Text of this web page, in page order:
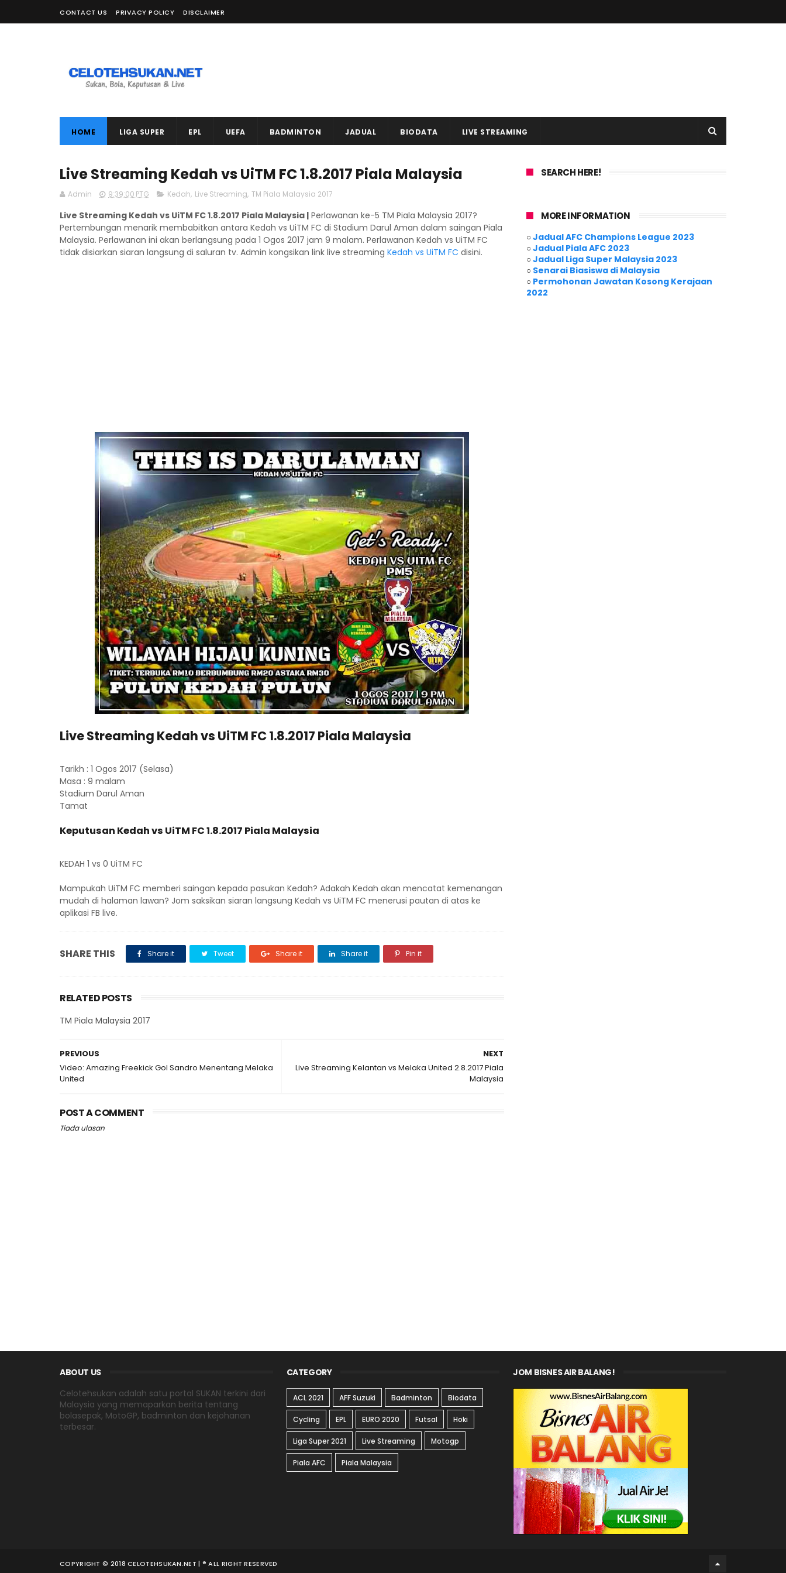
CONTACT US PRIVACY POLICY DISCLAIMER
HOME LIGA SUPER EPL UEFA BADMINTON JADUAL BIODATA LIVE STREAMING
Live Streaming Kedah vs UiTM FC 1.8.2017 Piala Malaysia
Admin 9:39:00 PTG Kedah, Live Streaming, TM Piala Malaysia 2017
Live Streaming Kedah vs UiTM FC 1.8.2017 Piala Malaysia | Perlawanan ke-5 TM Piala Malaysia 2017?
Pertembungan menarik membabitkan antara Kedah vs UiTM FC di Stadium Darul Aman dalam saingan Piala
Malaysia. Perlawanan ini akan berlangsung pada 1 Ogos 2017 jam 9 malam. Perlawanan Kedah vs UiTM FC
tidak disiarkan siaran langsung di saluran tv. Admin kongsikan link live streaming Kedah vs UiTM FC disini.
Live Streaming Kedah vs UiTM FC 1.8.2017 Piala Malaysia
Tarikh : 1 Ogos 2017 (Selasa)
Masa : 9 malam
Stadium Darul Aman
Tamat
Keputusan Kedah vs UiTM FC 1.8.2017 Piala Malaysia
KEDAH 1 vs 0 UiTM FC
Mampukah UiTM FC memberi saingan kepada pasukan Kedah? Adakah Kedah akan mencatat kemenangan
mudah di halaman lawan? Jom saksikan siaran langsung Kedah vs UiTM FC menerusi pautan di atas ke
aplikasi FB live.
SHARE THIS Share it Tweet Share it Share it Pin it
RELATED POSTS
TM Piala Malaysia 2017
NEXT
Live Streaming Kelantan vs Melaka United 2.8.2017 Piala
Malaysia
PREVIOUS
Video: Amazing Freekick Gol Sandro Menentang Melaka
United
POST A COMMENT
Tiada ulasan
SEARCH HERE!
MORE INFORMATION
○Jadual AFC Champions League 2023
○Jadual Piala AFC 2023
○Jadual Liga Super Malaysia 2023
○ Senarai Biasiswa di Malaysia
○ Permohonan Jawatan Kosong Kerajaan
2022
ABOUT US
Celotehsukan adalah satu portal SUKAN terkini dari
Malaysia yang memaparkan berita tentang
bolasepak, MotoGP, badminton dan kejohanan
terbesar.
CATEGORY
ACL 2021 AFF Suzuki Badminton Biodata
Cycling EPL EURO 2020 Futsal Hoki
Liga Super 2021 Live Streaming Motogp
Piala AFC Piala Malaysia
JOM BISNES AIR BALANG!
COPYRIGHT © 2018 CELOTEHSUKAN.NET | ® ALL RIGHT RESERVED